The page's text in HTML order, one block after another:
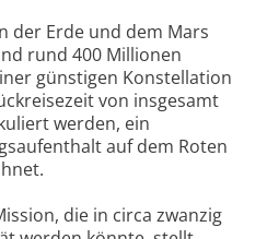
der Erde und dem Mars
rund 400 Millionen
günstigen Konstellation
von insgesamt
werden, ein
auf dem Roten
die in circa zwanzig